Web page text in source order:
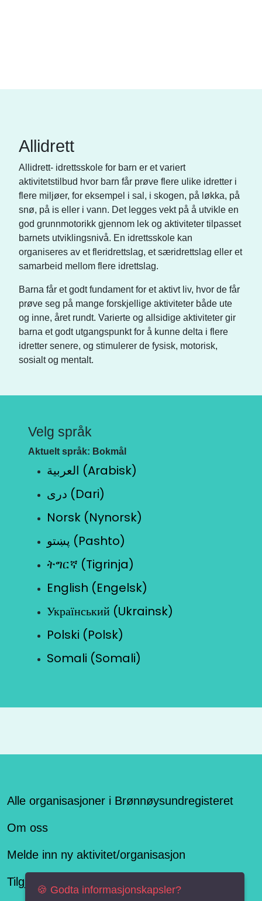
Allidrett
Allidrett- idrettsskole for barn er et variert
aktivitetstilbud hvor barn får prøve flere ulike idretter i
flere miljøer, for eksempel i sal, i skogen, på løkka, på
snø, på is eller i vann. Det legges vekt på å utvikle en
god grunnmotorikk gjennom lek og aktiviteter tilpasset
barnets utviklingsnivå. En idrettsskole kan
organiseres av et fleridrettslag, et særidrettslag eller et
samarbeid mellom flere idrettslag.
Barna får et godt fundament for et aktivt liv, hvor de får
prøve seg på mange forskjellige aktiviteter både ute
og inne, året rundt. Varierte og allsidige aktiviteter gir
barna et godt utgangspunkt for å kunne delta i flere
idretter senere, og stimulerer de fysisk, motorisk,
sosialt og mentalt.
Velg språk
Aktuelt språk: Bokmål
العربية (Arabisk)
دری (Dari)
Norsk (Nynorsk)
پښتو (Pashto)
ትግርኛ (Tigrinja)
English (Engelsk)
Український (Ukrainsk)
Polski (Polsk)
Somali (Somali)
Alle organisasjoner i Brønnøysundregisteret
Om oss
Melde inn ny aktivitet/organisasjon
Tilgjengelighetserklæring
🍪 Godta informasjonskapsler?